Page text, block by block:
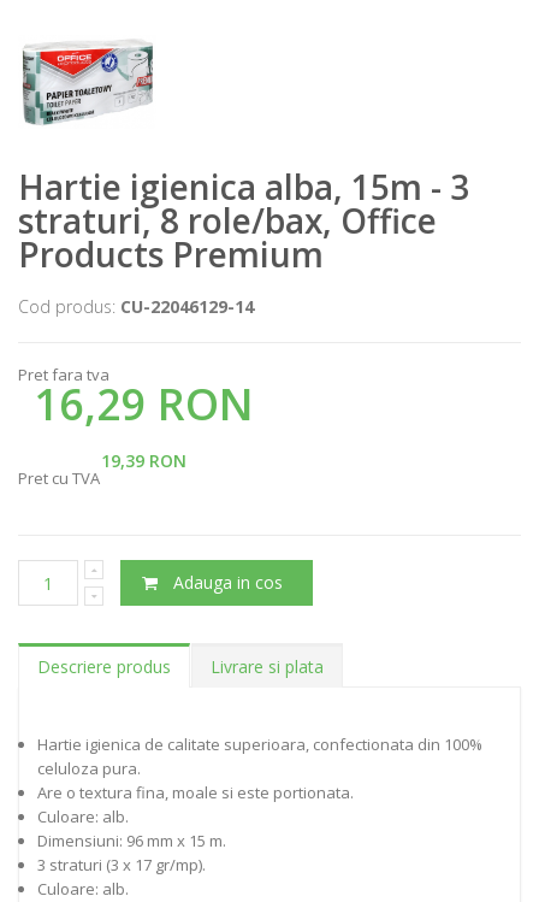
Hartie igienica alba, 15m - 3
straturi, 8 role/bax, Office
Products Premium
Cod produs: CU-22046129-14
Pret fara tva
16,29 RON
19,39 RON
Pret cu TVA
Adauga in cos
Descriere produs Livrare si plata
Hartie igienica de calitate superioara, confectionata din 100%
celuloza pura.
Are o textura fina, moale si este portionata.
Culoare: alb.
Dimensiuni: 96 mm x 15 m.
3 straturi (3 x 17 gr/mp).
Culoare: alb.